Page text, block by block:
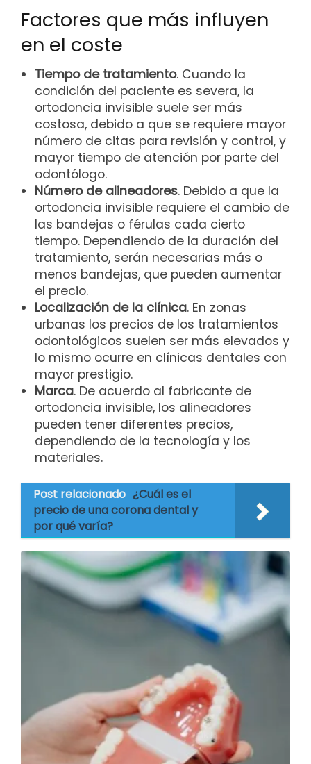
Factores que más influyen
en el coste
Tiempo de tratamiento. Cuando la
condición del paciente es severa, la
ortodoncia invisible suele ser más
costosa, debido a que se requiere mayor
número de citas para revisión y control, y
mayor tiempo de atención por parte del
odontólogo.
Número de alineadores. Debido a que la
ortodoncia invisible requiere el cambio de
las bandejas o férulas cada cierto
tiempo. Dependiendo de la duración del
tratamiento, serán necesarias más o
menos bandejas, que pueden aumentar
el precio.
Localización de la clínica. En zonas
urbanas los precios de los tratamientos
odontológicos suelen ser más elevados y
lo mismo ocurre en clínicas dentales con
mayor prestigio.
Marca. De acuerdo al fabricante de
ortodoncia invisible, los alineadores
pueden tener diferentes precios,
dependiendo de la tecnología y los
materiales.
Post relacionado ¿Cuál es el
precio de una corona dental y
por qué varía?